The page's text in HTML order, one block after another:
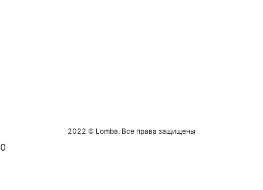
2022 © Lomba. Все права защищены
0